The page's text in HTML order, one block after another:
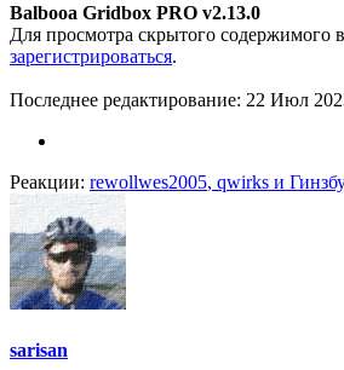
Balbooa Gridbox PRO v2.13.0
Для просмотра скрытого
зарегистрироваться.
Последнее редактирование: 22 Июл
Реакции: rewollwes2005, qwirks и
sarisan